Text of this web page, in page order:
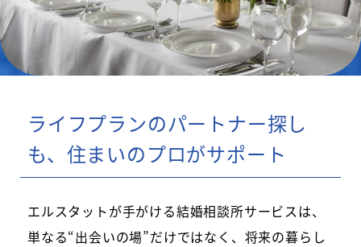
ライフプランのパートナー探し
も、住まいのプロがサポート
エルスタットが手がける結婚相談所サービスは、
単なる“出会いの場”だけではなく、将来の暮らし